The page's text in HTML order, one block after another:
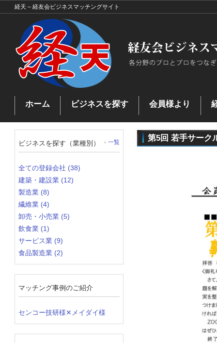
経天 – 経友会ビジネスマッチングサイト
お問い合わせ ビジネスを探す ビジネスマッチングとは
ホーム ビジネスを探す 会員様より
第5回 若手サーク
ビジネスを探す（業種別） 一覧
全ての登録会社 (38)
建築・建設業 (12)
製造業 (8)
繊維業 (4)
卸売・小売業 (5)
飲食業 (1)
サービス業 (9)
食品製造業 (2)
マッチング事例のご紹介
センコー技研様✕メイダイ様